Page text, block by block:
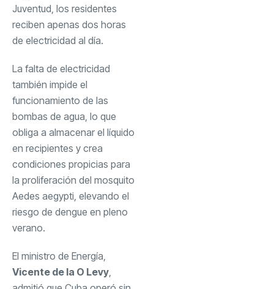
Juventud, los residentes
reciben apenas dos horas
de electricidad al día.
La falta de electricidad
también impide el
funcionamiento de las
bombas de agua, lo que
obliga a almacenar el líquido
en recipientes y crea
condiciones propicias para
la proliferación del mosquito
Aedes aegypti, elevando el
riesgo de dengue en pleno
verano.
El ministro de Energía,
Vicente de la O Levy,